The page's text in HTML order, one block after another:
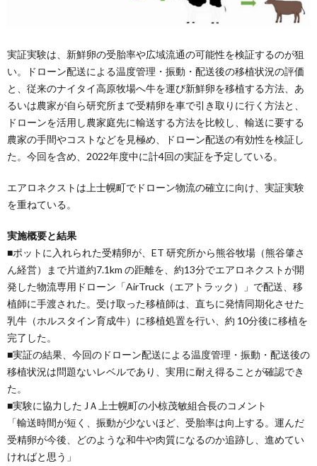
実証実験は、新鮮卵の受胎率や広域流通の可能性を検証するのが狙
い。ドローン配送による温度管理・振動・配送後の移植状況の評価
と、従来のナイタイ高原牧場へ牛を運び新鮮卵を移植する方法、あ
るいは農家が自ら研究所まで受精卵を車で引き取りに行く方法と、
ドローンを活用し農家庭先に輸送する方法を比較し、輸送に要する
農家の手間やコストなどを見極め、ドローン配送の有効性を検証し
た。今回を含め、2022年度中に計4回の実証を予定している。
エアロネクストは上士幌町でドローン物流の確立に向け、実証実験
を重ねている。
実施概要と結果
■ポットに入れられた受精卵が、ET 研究所から熊谷牧場（熊谷肇さ
ん経営）まで片道約7.1km の距離を、約13分でエアロネクストが開
発した物流専用ドローン「AirTruck（エアトラック）」で配送、移
植師に手渡された。受け取った移植師は、直ちに発情同期化させた
乳牛（ホルスタイン育成牛）に移植処置を行い、約 10分後に移植を
完了した。
■実証の結果、今回のドローン配送による温度管理・振動・配送後の
移植状況は問題ないレベルであり、実用に耐え得ることが確認でき
た。
■実験に協力した JＡ上士幌町の小椋茂敏組合長のコメント
「輸送時間が短く、振動が少ないほど、受胎率は向上する。運んだ
受精卵が今後、どのような和牛や肉質になるのか追跡し、進めてい
ければと思う」